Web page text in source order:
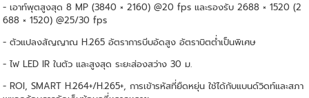
- เอาท์พุตสูงสุด 8 MP (3840 × 2160) @20 fps และรองรับ 2688 × 1520 (2
688 × 1520) @25/30 fps
- ตัวแปลงสัญญาณ H.265 อัตราการบีบอัดสูง อัตราบิตต่ำเป็นพิเศษ
- ไฟ LED IR ในตัว และสูงสุด ระยะส่องสว่าง 30 ม.
- ROI, SMART H.264+/H.265+, การเข้ารหัสที่ยืดหยุ่น ใช้ได้กับแบนด์วิดท์และสภา